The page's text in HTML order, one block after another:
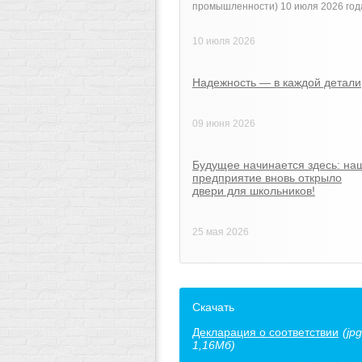
Скачать
Декларация о соответствии
1,16Мб)
промышленности) 10 июля 2026
10 июля 2026
Надежность — в каждой детали
09 июня 2026
Будущее начинается здесь:
предприятие вновь открыло
двери для школьников!
25 мая 2026